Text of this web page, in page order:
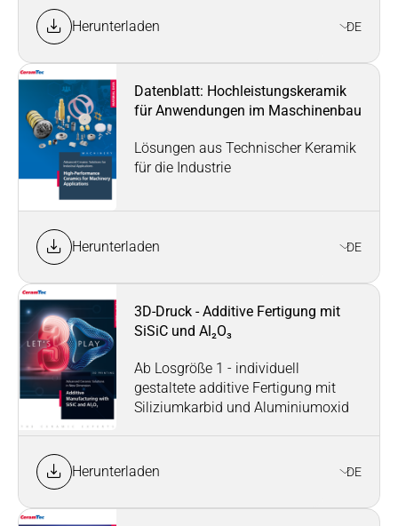
Herunterladen DE
Datenblatt: Hochleistungskeramik
für Anwendungen im Maschinenbau
Lösungen aus Technischer Keramik
für die Industrie
Herunterladen DE
3D-Druck - Additive Fertigung mit
SiSiC und Al₂O₃
Ab Losgröße 1 - individuell
gestaltete additive Fertigung mit
Siliziumkarbid und Aluminiumoxid
Herunterladen DE